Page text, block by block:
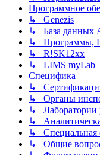
Программное
↳ Genezis
↳ База данных
↳ Программы,
↳ R!SK12xx
↳ LIMS myLab
Специфика
↳
↳ Органы
↳ Лаборатории
↳
↳ Специальная
↳ Общие